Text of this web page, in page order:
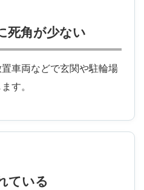
死角が少ない
車両などで玄関や駐輪場
す。
ている